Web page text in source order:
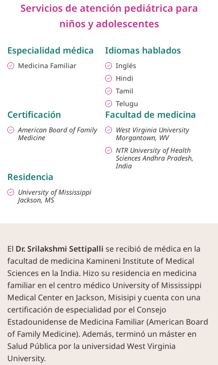
Servicios de atención pediátrica para
niños y adolescentes
Especialidad médica
Medicina Familiar
Idiomas hablados
Inglés
Hindi
Tamil
Telugu
Certificación
American Board of Family
Medicine
Facultad de medicina
West Virginia University
Morgantown, WV
NTR University of Health
Sciences Andhra Pradesh,
India
Residencia
University of Mississippi
Jackson, MS
El Dr. Srilakshmi Settipalli se recibió de médica en la
facultad de medicina Kamineni Institute of Medical
Sciences en la India. Hizo su residencia en medicina
familiar en el centro médico University of Mississippi
Medical Center en Jackson, Misisipi y cuenta con una
certificación de especialidad por el Consejo
Estadounidense de Medicina Familiar (American Board
of Family Medicine). Además, terminó un máster en
Salud Pública por la universidad West Virginia
University.